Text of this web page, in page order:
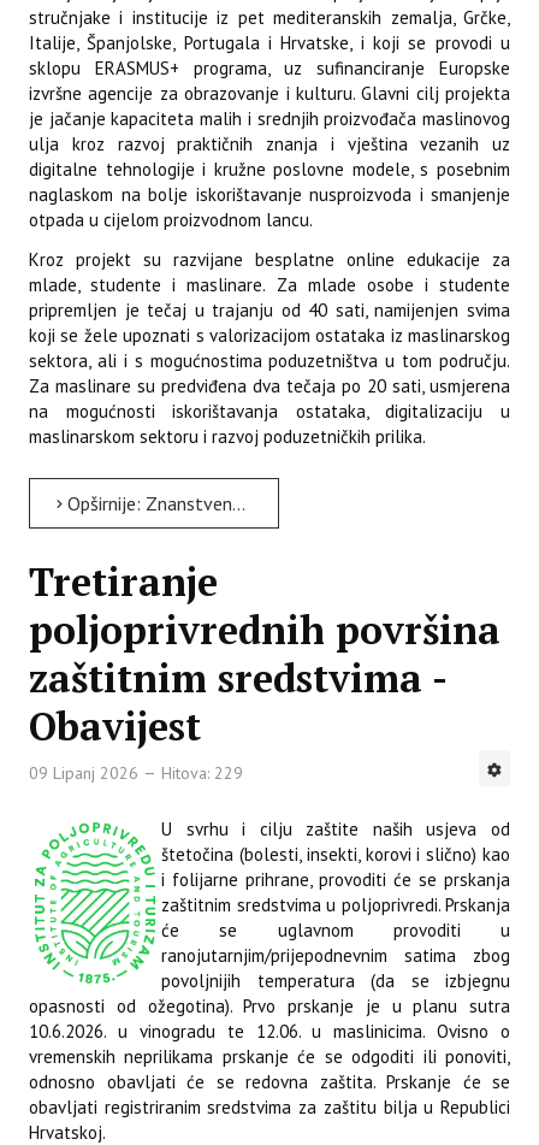
stručnjake i institucije iz pet mediteranskih zemalja, Grčke,
Italije, Španjolske, Portugala i Hrvatske, i koji se provodi u
sklopu ERASMUS+ programa, uz sufinanciranje Europske
izvršne agencije za obrazovanje i kulturu. Glavni cilj projekta
je jačanje kapaciteta malih i srednjih proizvođača maslinovog
ulja kroz razvoj praktičnih znanja i vještina vezanih uz
digitalne tehnologije i kružne poslovne modele, s posebnim
naglaskom na bolje iskorištavanje nusproizvoda i smanjenje
otpada u cijelom proizvodnom lancu.
Kroz projekt su razvijane besplatne online edukacije za
mlade, studente i maslinare. Za mlade osobe i studente
pripremljen je tečaj u trajanju od 40 sati, namijenjen svima
koji se žele upoznati s valorizacijom ostataka iz maslinarskog
sektora, ali i s mogućnostima poduzetništva u tom području.
Za maslinare su predviđena dva tečaja po 20 sati, usmjerena
na mogućnosti iskorištavanja ostataka, digitalizaciju u
maslinarskom sektoru i razvoj poduzetničkih prilika.
Opširnije: Znanstveni razgovori - Od koštica, komine i grana do novih znanja i poslovnih prilika u maslinarstvu
Tretiranje
poljoprivrednih površina
zaštitnim sredstvima -
Obavijest
09 Lipanj 2026 Hitova: 229
U svrhu i cilju zaštite naših usjeva od
štetočina (bolesti, insekti, korovi i slično) kao
i folijarne prihrane, provoditi će se prskanja
zaštitnim sredstvima u poljoprivredi. Prskanja
će se uglavnom provoditi u
ranojutarnjim/prijepodnevnim satima zbog
povoljnijih temperatura (da se izbjegnu
opasnosti od ožegotina). Prvo prskanje je u planu sutra
10.6.2026. u vinogradu te 12.06. u maslinicima. Ovisno o
vremenskih neprilikama prskanje će se odgoditi ili ponoviti,
odnosno obavljati će se redovna zaštita. Prskanje će se
obavljati registriranim sredstvima za zaštitu bilja u Republici
Hrvatskoj.